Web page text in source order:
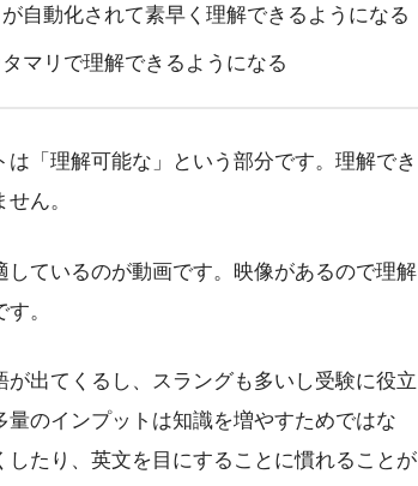
自動化されて素早く理解できるようになる
マリで理解できるようになる
「理解可能な」という部分です。理解でき
ん。
ているのが動画です。映像があるので理解
。
出てくるし、スラングも多いし受験に役立
のインプットは知識を増やすためではな
たり、英文を目にすることに慣れることが